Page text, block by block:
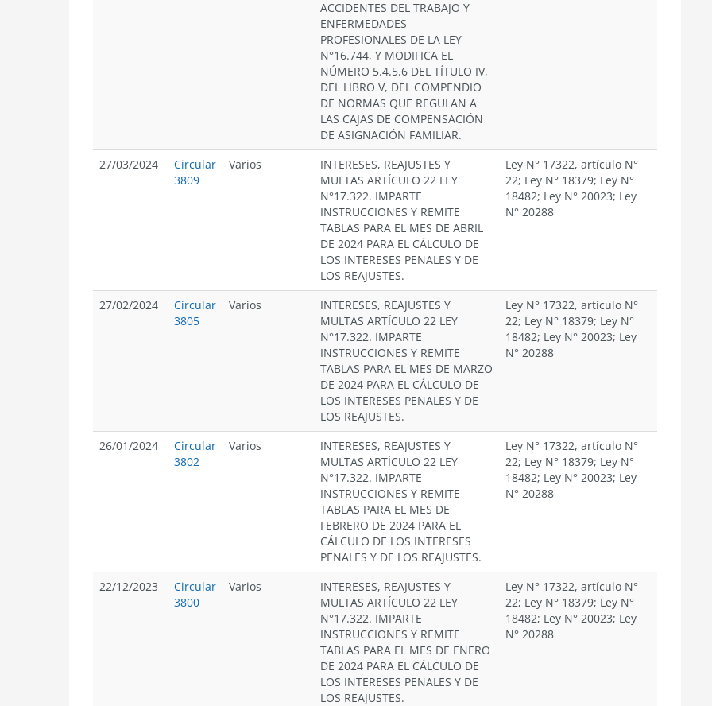
ACCIDENTES DEL TRABAJO Y
ENFERMEDADES
PROFESIONALES DE LA LEY
N°16.744, Y MODIFICA EL
NÚMERO 5.4.5.6 DEL TÍTULO IV,
DEL LIBRO V, DEL COMPENDIO
DE NORMAS QUE REGULAN A
LAS CAJAS DE COMPENSACIÓN
DE ASIGNACIÓN FAMILIAR.
27/03/2024
Circular
3809
Varios
INTERESES, REAJUSTES Y
MULTAS ARTÍCULO 22 LEY
N°17.322. IMPARTE
INSTRUCCIONES Y REMITE
TABLAS PARA EL MES DE ABRIL
DE 2024 PARA EL CÁLCULO DE
LOS INTERESES PENALES Y DE
LOS REAJUSTES.
Ley N° 17322, artículo N°
22; Ley N° 18379; Ley N°
18482; Ley N° 20023; Ley
N° 20288
27/02/2024
Circular
3805
Varios
INTERESES, REAJUSTES Y
MULTAS ARTÍCULO 22 LEY
N°17.322. IMPARTE
INSTRUCCIONES Y REMITE
TABLAS PARA EL MES DE MARZO
DE 2024 PARA EL CÁLCULO DE
LOS INTERESES PENALES Y DE
LOS REAJUSTES.
Ley N° 17322, artículo N°
22; Ley N° 18379; Ley N°
18482; Ley N° 20023; Ley
N° 20288
26/01/2024
Circular
3802
Varios
INTERESES, REAJUSTES Y
MULTAS ARTÍCULO 22 LEY
N°17.322. IMPARTE
INSTRUCCIONES Y REMITE
TABLAS PARA EL MES DE
FEBRERO DE 2024 PARA EL
CÁLCULO DE LOS INTERESES
PENALES Y DE LOS REAJUSTES.
Ley N° 17322, artículo N°
22; Ley N° 18379; Ley N°
18482; Ley N° 20023; Ley
N° 20288
22/12/2023
Circular
3800
Varios
INTERESES, REAJUSTES Y
MULTAS ARTÍCULO 22 LEY
N°17.322. IMPARTE
INSTRUCCIONES Y REMITE
TABLAS PARA EL MES DE ENERO
DE 2024 PARA EL CÁLCULO DE
LOS INTERESES PENALES Y DE
LOS REAJUSTES.
Ley N° 17322, artículo N°
22; Ley N° 18379; Ley N°
18482; Ley N° 20023; Ley
N° 20288